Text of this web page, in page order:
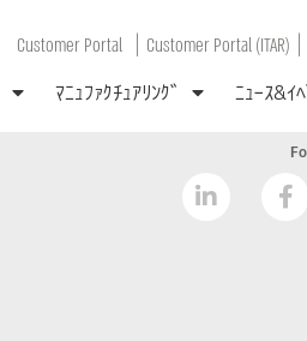
Customer Portal| Customer Portal (ITAR) |
ﾏﾆｭﾌｧｸﾁｭｱﾘﾝｸﾞ ﾆｭｰｽ&ｲ